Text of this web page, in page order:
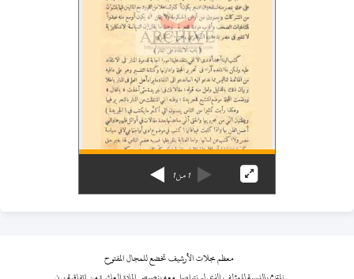
1من1
معظم مجلات الأرشيف تخضع للمجال المفتوح